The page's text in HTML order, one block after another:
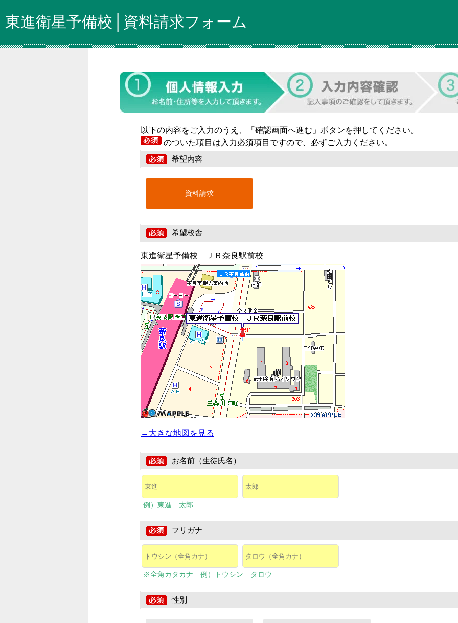
東進衛星予備校│資料請求フォーム
以下の内容をご入力のうえ、「確認画面へ進む」ボタンを押してください。
のついた項目は入力必須項目ですので、必ずご入力ください。
希望内容
資料請求
希望校舎
東進衛星予備校 ＪＲ奈良駅前校
→大きな地図を見る
お名前（生徒氏名）
例）東進 太郎
フリガナ
※全角カタカナ 例）トウシン タロウ
性別